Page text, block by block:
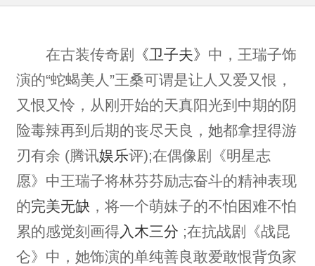
在古装传奇剧 《卫子夫》 中，王瑞子饰
演的“蛇蝎美人”王桑可谓是让人又爱又恨，
又恨又怜，从刚开始的天真阳光到中期的阴
险毒辣再到后期的丧尽天良，她都拿捏得游
刃有余 (腾讯娱乐评);在偶像剧《明星志
愿》中王瑞子将林芬芬励志奋斗的精神表现
的完美无缺 ，将一个萌妹子的不怕困难不怕
累的感觉刻画得入木三分 ;在抗战剧《战昆
仑》中，她饰演的单纯善良敢爱敢恨背负家